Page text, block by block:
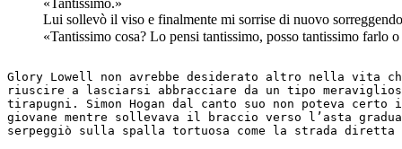
«Tantissimo.»
Lui sollevò il viso e finalmente mi sorrise di nuovo
«Tantissimo cosa? Lo pensi tantissimo, posso tantissimo farlo
Glory Lowell non avrebbe desiderato altro nella vita
riuscire a lasciarsi abbracciare da un tipo
tirapugni. Simon Hogan dal canto suo non poteva
giovane mentre sollevava il braccio verso l’asta
serpeggiò sulla spalla tortuosa come la strada